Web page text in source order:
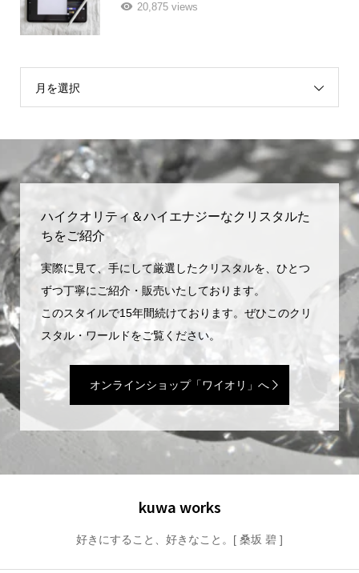
20,875 views
月を選択
ハイクオリティ＆ハイエナジーなクリスタルた
ちをご紹介
実際に見て、手にして厳選したクリスタルを、ひとつ
ずつ丁寧にご紹介・販売いたしております。
このスタイルで15年間続けております。ぜひこのクリ
スタル・ワールドをご覧ください。
オンラインショップ「ワイオリ」へ
kuwa works
好きにすること、好きなこと。[ 桑坂 碧 ]